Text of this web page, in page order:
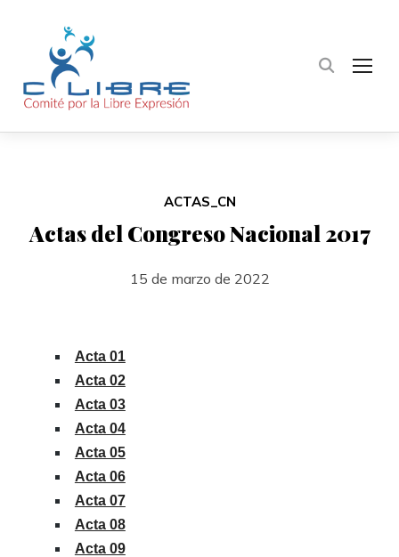
ACTAS_CN
Actas del Congreso Nacional 2017
15 de marzo de 2022
Acta 01
Acta 02
Acta 03
Acta 04
Acta 05
Acta 06
Acta 07
Acta 08
Acta 09